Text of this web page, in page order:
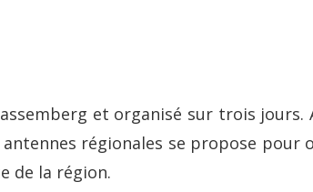
et organisé sur trois jours.
régionales se propose pour
de la région.